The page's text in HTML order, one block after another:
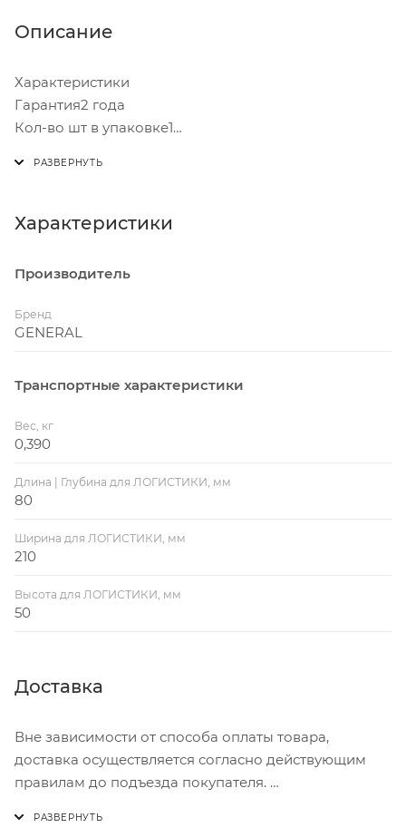
Описание
Характеристики
Гарантия2 года
Кол-во шт в упаковке1
Размеры Д/Ш/В(мм)(Устан.отв-е)200*70*38
Характеристики
Производитель
Бренд
GENERAL
Транспортные характеристики
Вес, кг
0,390
Длина | Глубина для ЛОГИСТИКИ, мм
80
Ширина для ЛОГИСТИКИ, мм
210
Высота для ЛОГИСТИКИ, мм
50
Доставка
Вне зависимости от способа оплаты товара,
доставка осуществляется согласно действующим
правилам до подъезда покупателя.